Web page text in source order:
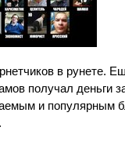
в рунете.
получал деньги
и популярным